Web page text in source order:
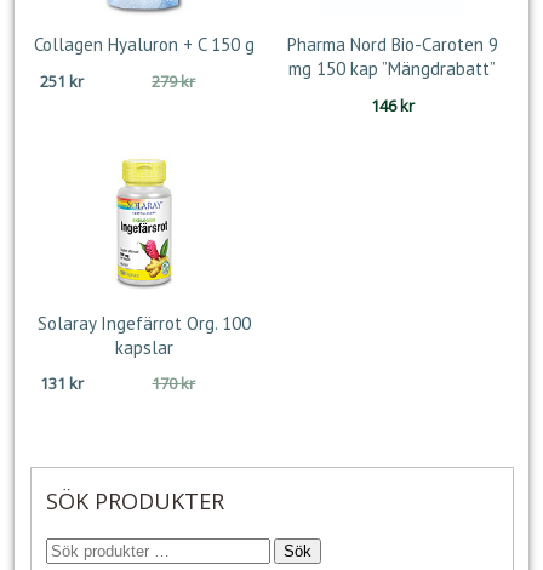
Collagen Hyaluron + C 150 g
279krDet
251 kr
Det
Pharma Nord Bio-Caroten 9
mg 150 kap ”Mängdrabatt”
146kr
Solaray Ingefärrot Org. 100
kapslar
170krDet
131 kr
Det
SÖK PRODUKTER
Sök